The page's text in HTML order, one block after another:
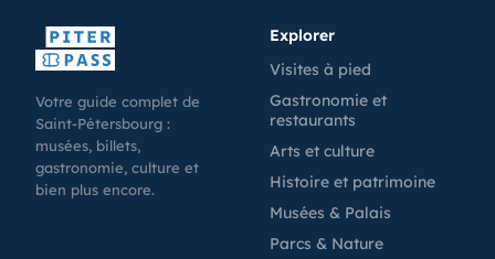
Votre guide complet de
Saint-Pétersbourg :
musées, billets,
gastronomie, culture et
bien plus encore.
Explorer
Visites à pied
Gastronomie et
restaurants
Arts et culture
Histoire et patrimoine
Musées & Palais
Parcs & Nature